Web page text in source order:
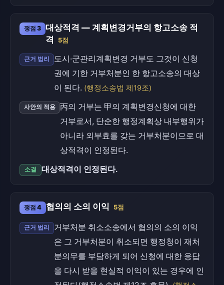
쟁점 3 대상적격 — 계획변경거부의 항고소송 적
격
5점
근거 법리
도시·군관리계획변경 거부도 그것이 신청
권에 기한 거부처분인 한 항고소송의 대상
이 된다. (행정소송법 제19조)
사안의 적용
丙의 거부는 甲의 계획변경신청에 대한
거부로서, 단순한 행정계획상 내부행위가
아니라 외부효를 갖는 거부처분이므로 대
상적격이 인정된다.
소결 대상적격이 인정된다.
쟁점 4 협의의 소의 이익 5점
근거 법리
거부처분 취소소송에서 협의의 소의 이익
은 그 거부처분이 취소되면 행정청이 재처
분의무를 부담하게 되어 신청에 대한 응답
을 다시 받을 현실적 이익이 있는 경우에 인